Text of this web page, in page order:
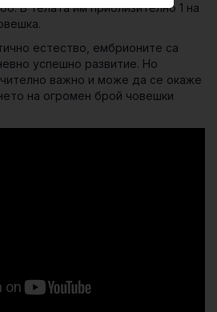
В телата им приблизително 1 на
естество, ембрионите са
успешно развитие. Но
важно и може да се окаже
на огромен брой човешки